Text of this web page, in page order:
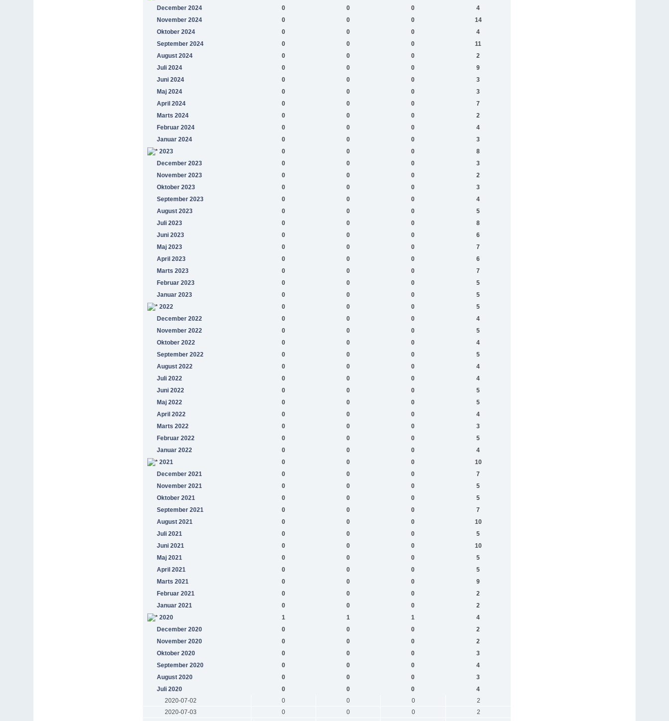
December 2024
0 0 0
4
November 2024
0 0 0
14
Oktober 2024
0 0 0
4
September 2024
0 0 0
11
August 2024
0 0 0
2
Juli 2024
0 0 0
9
Juni 2024
0 0 0
3
Maj 2024
0 0 0
3
April 2024
0 0 0
7
Marts 2024
0 0 0
2
Februar 2024
0 0 0
4
Januar 2024
0 0 0
3
2023
0 0 0
8
December 2023
0 0 0
3
November 2023
0 0 0
2
Oktober 2023
0 0 0
3
September 2023
0 0 0
4
August 2023
0 0 0
5
Juli 2023
0 0 0
8
Juni 2023
0 0 0
6
Maj 2023
0 0 0
7
April 2023
0 0 0
6
Marts 2023
0 0 0
7
Februar 2023
0 0 0
5
Januar 2023
0 0 0
5
2022
0 0 0
5
December 2022
0 0 0
4
November 2022
0 0 0
5
Oktober 2022
0 0 0
4
September 2022
0 0 0
5
August 2022
0 0 0
4
Juli 2022
0 0 0
4
Juni 2022
0 0 0
5
Maj 2022
0 0 0
5
April 2022
0 0 0
4
Marts 2022
0 0 0
3
Februar 2022
0 0 0
5
Januar 2022
0 0 0
4
2021
0 0 0
10
December 2021
0 0 0
7
November 2021
0 0 0
5
Oktober 2021
0 0 0
5
September 2021
0 0 0
7
August 2021
0 0 0
10
Juli 2021
0 0 0
5
Juni 2021
0 0 0
10
Maj 2021
0 0 0
5
April 2021
0 0 0
5
Marts 2021
0 0 0
9
Februar 2021
0 0 0
2
Januar 2021
0 0 0
2
2020
1 1 1
4
December 2020
0 0 0
2
November 2020
0 0 0
2
Oktober 2020
0 0 0
3
September 2020
0 0 0
4
August 2020
0 0 0
3
Juli 2020
0 0 0
4
2020-07-02
0 0 0
2
2020-07-03
0 0 0
2